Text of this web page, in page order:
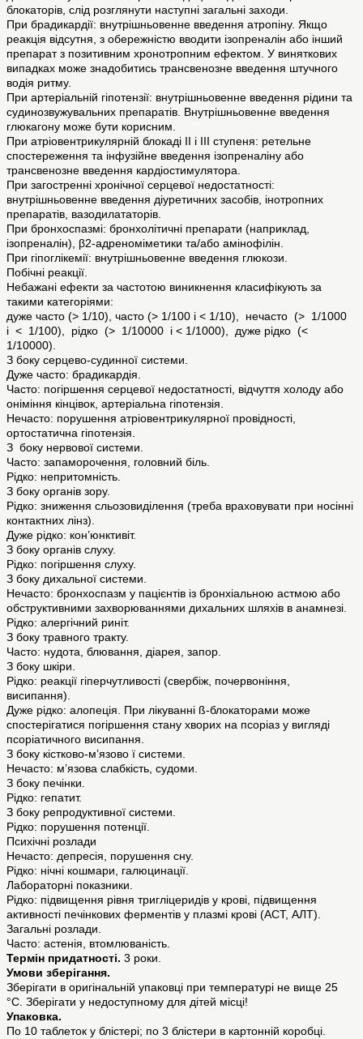
блокаторів, слід розглянути наступні загальні заходи.
При брадикардії: внутрішньовенне введення атропіну. Якщо
реакція відсутня, з обережністю вводити ізопреналін або інший
препарат з позитивним хронотропним ефектом. У виняткових
випадках може знадобитись трансвенозне введення штучного
водія ритму.
При артеріальній гіпотензії: внутрішньовенне введення рідини та
судинозвужувальних препаратів. Внутрішньовенне введення
глюкагону може бути корисним.
При атріовентрикулярній блокаді II і III ступеня: ретельне
спостереження та інфузійне введення ізопреналіну або
трансвенозне введення кардіостимулятора.
При загостренні хронічної серцевої недостатності:
внутрішньовенне введення діуретичних засобів, інотропних
препаратів, вазодилататорів.
При бронхоспазмі: бронхолітичні препарати (наприклад,
ізопреналін), β2-адреноміметики та/або амінофілін.
При гіпоглікемії: внутрішньовенне введення глюкози.
Побічні реакції.
Небажані ефекти за частотою виникнення класифікують за
такими категоріями:
дуже часто (> 1/10), часто (> 1/100 і < 1/10), нечасто (> 1/1000
і < 1/100), рідко (> 1/10000 і < 1/1000), дуже рідко (<
1/10000).
З боку серцево-судинної системи.
Дуже часто: брадикардія.
Часто: погіршення серцевої недостатності, відчуття холоду або
оніміння кінцівок, артеріальна гіпотензія.
Нечасто: порушення атріовентрикулярної провідності,
ортостатична гіпотензія.
З боку нервової системи.
Часто: запаморочення, головний біль.
Рідко: непритомність.
З боку органів зору.
Рідко: зниження сльозовиділення (треба враховувати при носінні
контактних лінз).
Дуже рідко: кон’юнктивіт.
З боку органів слуху.
Рідко: погіршення слуху.
З боку дихальної системи.
Нечасто: бронхоспазм у пацієнтів із бронхіальною астмою або
обструктивними захворюваннями дихальних шляхів в анамнезі.
Рідко: алергічний риніт.
З боку травного тракту.
Часто: нудота, блювання, діарея, запор.
З боку шкіри.
Рідко: реакції гіперчутливості (свербіж, почервоніння,
висипання).
Дуже рідко: алопеція. При лікуванні ß-блокаторами може
спостерігатися погіршення стану хворих на псоріаз у вигляді
псоріатичного висипання.
З боку кістково-м’язово ї системи.
Нечасто: м’язова слабкість, судоми.
З боку печінки.
Рідко: гепатит.
З боку репродуктивної системи.
Рідко: порушення потенції.
Психічні розлади
Нечасто: депресія, порушення сну.
Рідко: нічні кошмари, галюцинації.
Лабораторні показники.
Рідко: підвищення рівня тригліцеридів у крові, підвищення
активності печінкових ферментів у плазмі крові (АСТ, АЛТ).
Загальні розлади.
Часто: астенія, втомлюваність.
Термін придатності. 3 роки.
Умови зберігання.
Зберігати в оригінальній упаковці при температурі не вище 25
°С. Зберігати у недоступному для дітей місці!
Упаковка.
По 10 таблеток у блістері; по 3 блістери в картонній коробці.